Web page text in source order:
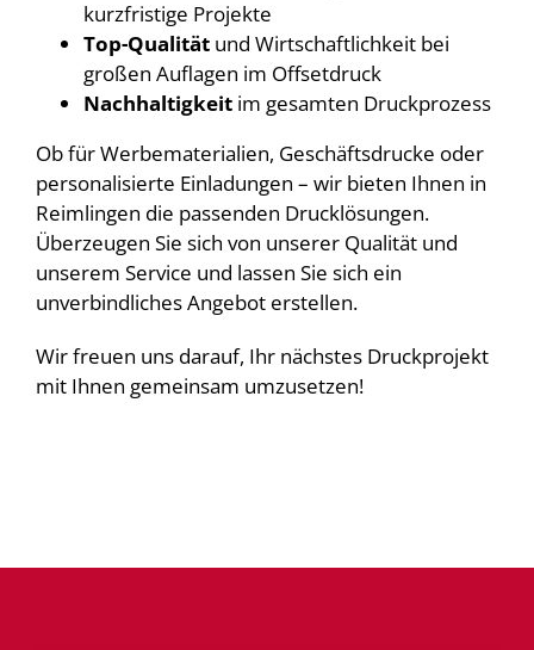
kurzfristige Projekte
Top-Qualitätund Wirtschaftlichkeit bei
großen Auflagen im Offsetdruck
Nachhaltigkeitim gesamten Druckprozess
Ob für Werbematerialien, Geschäftsdrucke oder
personalisierte Einladungen – wir bieten Ihnen in
Reimlingen die passenden Drucklösungen.
Überzeugen Sie sich von unserer Qualität und
unserem Service und lassen Sie sich ein
unverbindliches Angebot erstellen.
Wir freuen uns darauf, Ihr nächstes Druckprojekt
mit Ihnen gemeinsam umzusetzen!